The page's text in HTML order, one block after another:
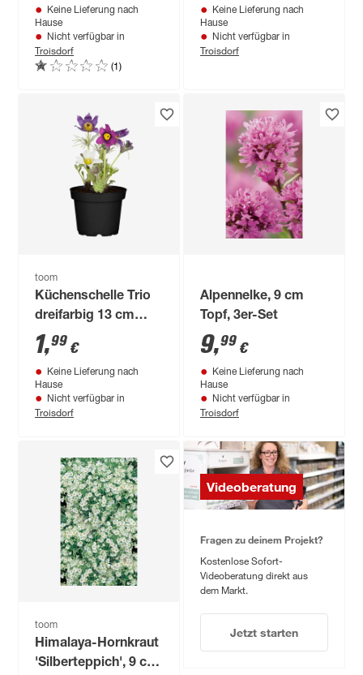
Keine Lieferung nach
Hause
Nicht verfügbar in
Troisdorf
(1)
Keine Lieferung nach
Hause
Nicht verfügbar in
Troisdorf
toom
Küchenschelle Trio
dreifarbig 13 cm
Topf
1,99 €
Keine Lieferung nach
Hause
Nicht verfügbar in
Troisdorf
Alpennelke, 9 cm
Topf, 3er-Set
9,99 €
Keine Lieferung nach
Hause
Nicht verfügbar in
Troisdorf
toom
Himalaya-Hornkraut
'Silberteppich', 9 cm
Videoberatung
Fragen zu deinem Projekt?
Kostenlose Sofort-
Videoberatung direkt aus
dem Markt.
Jetzt starten